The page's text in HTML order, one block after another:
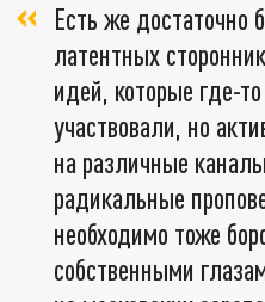
Есть же достаточно
латентных
идей, которые где-
участвовали, но
на различные
радикальные
необходимо тоже
собственными